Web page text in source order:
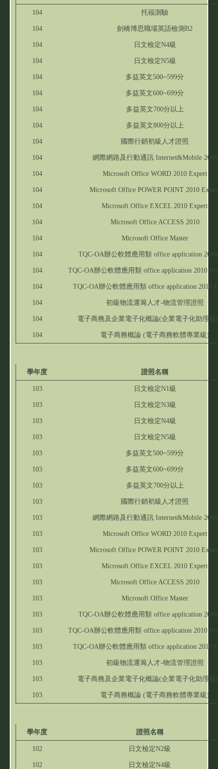
104 托福測驗
104 劍橋博思職場英語檢測B2
104 日文檢定N4級
104 日文檢定N5級
104 多益英文500~599分
104 多益英文600~699分
104 多益英文700分以上
104 多益英文800分以上
104 國際行銷初級人才證照
104 網際網路及行動通訊 Internet&Mobile 2008
104 Microsoft Office WORD 2010 Expert
104 Microsoft Office POWER POINT 2010
104 Microsoft Office EXCEL 2010 Expert
104 Microsoft Office ACCESS 2010
104 Microsoft Office Master
104 TQC-OA辦公軟體應用類 office application
104 TQC-OA辦公軟體應用類 office application 2010
104 TQC-OA辦公軟體應用類 office application 2010
104 初級物流運籌人才-物流管理證照
104 電子商務及企業電子化概論(企業電子化助理規
104 電子商務概論 (電子商務軟體專業級)
學年度 證照名稱
103 日文檢定N1級
103 日文檢定N3級
103 日文檢定N4級
103 日文檢定N5級
103 多益英文500~599分
103 多益英文600~699分
103 多益英文700分以上
103 國際行銷初級人才證照
103 網際網路及行動通訊 Internet&Mobile 2008
103 Microsoft Office WORD 2010 Expert
103 Microsoft Office POWER POINT 2010
103 Microsoft Office EXCEL 2010 Expert
103 Microsoft Office ACCESS 2010
103 Microsoft Office Master
103 TQC-OA辦公軟體應用類 office application
103 TQC-OA辦公軟體應用類 office application 2010
103 TQC-OA辦公軟體應用類 office application 2010
103 初級物流運籌人才-物流管理證照
103 電子商務及企業電子化概論(企業電子化助理規
103 電子商務概論 (電子商務軟體專業級)
學年度 證照名稱
102 日文檢定N2級
102 日文檢定N4級